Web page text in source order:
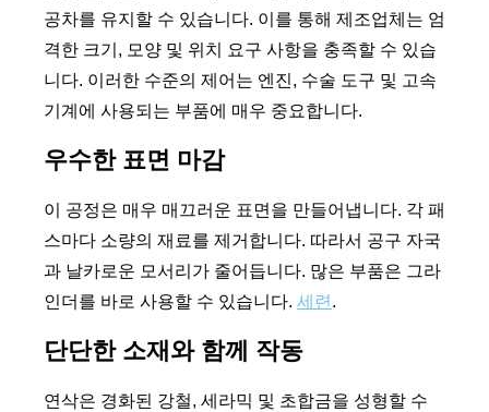
공차를 유지할 수 있습니다. 이를 통해 제조업체는 엄
격한 크기, 모양 및 위치 요구 사항을 충족할 수 있습
니다. 이러한 수준의 제어는 엔진, 수술 도구 및 고속
기계에 사용되는 부품에 매우 중요합니다.
우수한 표면 마감
이 공정은 매우 매끄러운 표면을 만들어냅니다. 각 패
스마다 소량의 재료를 제거합니다. 따라서 공구 자국
과 날카로운 모서리가 줄어듭니다. 많은 부품은 그라
인더를 바로 사용할 수 있습니다. 세련 .
단단한 소재와 함께 작동
연삭은 경화된 강철, 세라믹 및 초합금을 성형할 수